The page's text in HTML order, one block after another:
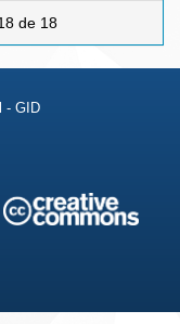
de 18
- GID